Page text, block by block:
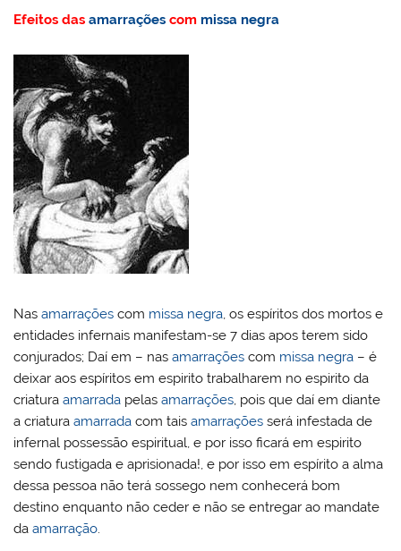
Efeitos dasamarrações com missa negra
Nasamarrações com missa negra, os espíritos dos mortos e
entidades infernais manifestam-se 7 dias apos terem sido
conjurados; Daí em – nasamarrações com missa negra – é
deixar aos espíritos em espirito trabalharem no espirito da
criaturaamarrada pelasamarrações, pois que daí em diante
a criaturaamarrada com taisamarrações será infestada de
infernal possessão espiritual, e por isso ficará em espirito
sendo fustigada e aprisionada!, e por isso em espírito a alma
dessa pessoa não terá sossego nem conhecerá bom
destino enquanto não ceder e não se entregar ao mandate
daamarração.